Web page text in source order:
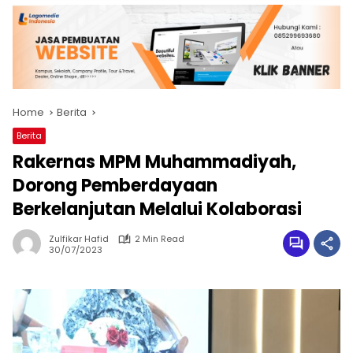
Home Berita
Berita
Rakernas MPM Muhammadiyah,
Dorong Pemberdayaan
Berkelanjutan Melalui Kolaborasi
Zulfikar Hafid
2 Min Read
30/07/2023